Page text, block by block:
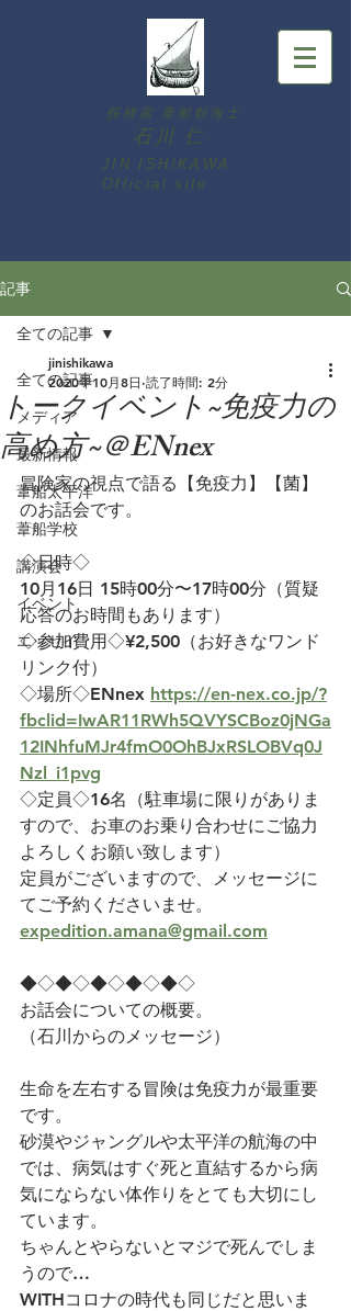
探検家 葦船航海士
石川 仁
JIN ISHIKAWA ​
Official site
記事
全ての記事
メディア
最新情報
葦船太平洋
葦船学校
講演会
イベント
エッセイ
全ての記事
トークイベント~免疫力の
高め方~＠ENnex
jinishikawa
2020年10月8日 読了時間: 2分
冒険家の視点で語る【免疫力】【菌】
のお話会です。
◇日時◇
10月16日 15時00分〜17時00分（質疑
応答のお時間もあります）
◇参加費用◇¥2,500（お好きなワンド
リンク付）
◇場所◇ENnex https://en-nex.co.jp/?
fbclid=IwAR11RWh5QVYSCBoz0jNGa
12INhfuMJr4fmO0OhBJxRSLOBVq0J
Nzl_i1pvg
◇定員◇16名（駐車場に限りがありま
すので、お車のお乗り合わせにご協力
よろしくお願い致します）
定員がございますので、メッセージに
てご予約くださいませ。
expedition.amana@gmail.com
◆◇◆◇◆◇◆◇◆◇
お話会についての概要。
（石川からのメッセージ）
生命を左右する冒険は免疫力が最重要
です。
砂漠やジャングルや太平洋の航海の中
では、病気はすぐ死と直結するから病
気にならない体作りをとても大切にし
ています。
ちゃんとやらないとマジで死んでしま
うので…
WITHコロナの時代も同じだと思いま